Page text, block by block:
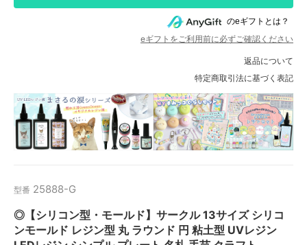
のeギフトとは？
eギフトをご利用前に必ずご確認ください
返品について
特定商取引法に基づく表記
型番 25888-G
◎【シリコン型・モールド】サークル 13サイズ シリコ
ンモールド レジン型 丸 ラウンド 円 粘土型 UVレジン